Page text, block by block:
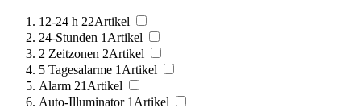
12-24 h 22Artikel
24-Stunden 1 Artikel
2 Zeitzonen 2Artikel
5 Tagesalarme 1 Artikel
Alarm 21 Artikel
Auto-Illuminator 1 Artikel